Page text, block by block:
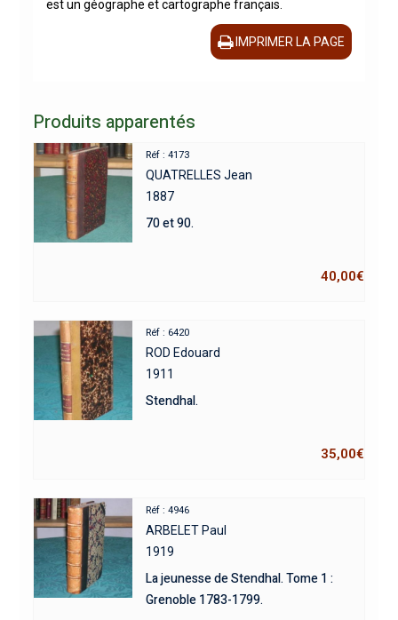
est un géographe et cartographe français.
IMPRIMER LA PAGE
Produits apparentés
Réf : 4173
QUATRELLES Jean
1887
70 et 90.
40,00€
Réf : 6420
ROD Edouard
1911
Stendhal.
35,00€
Réf : 4946
ARBELET Paul
1919
La jeunesse de Stendhal. Tome 1 :
Grenoble 1783-1799.